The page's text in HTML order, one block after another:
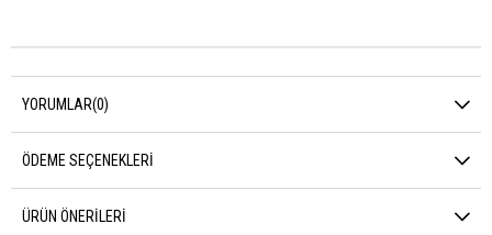
YORUMLAR(0)
ÖDEME SEÇENEKLERI
ÜRÜN ÖNERILERI